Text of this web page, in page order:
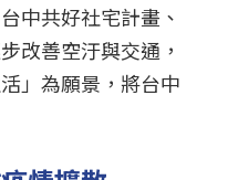
中共好社宅計畫、
改善空汙與交通，
」為願景，將台中